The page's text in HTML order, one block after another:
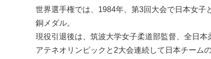
世界選手権では、1984年、第3回大会で日本女
銅メダル。
現役引退後は、筑波大学女子柔道部監督、全日
アテネオリンピックと2大会連続して日本チーム